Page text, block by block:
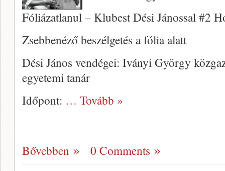
Fóliázatlanul – Klubest Dési Jánossal #2
Zsebbenéző beszélgetés a fólia alatt
Dési János vendégei: Iványi György
egyetemi tanár
Időpont: … Tovább »
Bővebben 0 Comments